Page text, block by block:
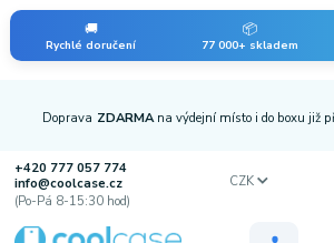
🚚
Rychlé doručení
📦
77 000+ skladem
Doprava ZDARMA na výdejní místo i do boxu již
+420 777 057 774
info@coolcase.cz
(Po-Pá 8-15:30 hod)
CZK